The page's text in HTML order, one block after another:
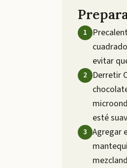
evitar
Derretir
esté
Agregar